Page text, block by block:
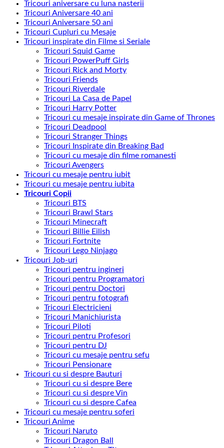
Tricouri aniversare cu luna nasterii
Tricouri Aniversare 40 ani
Tricouri Aniversare 50 ani
Tricouri Cupluri cu Mesaje
Tricouri inspirate din Filme si Seriale
Tricouri Squid Game
Tricouri PowerPuff Girls
Tricouri Rick and Morty
Tricouri Friends
Tricouri Riverdale
Tricouri La Casa de Papel
Tricouri Harry Potter
Tricouri cu mesaje inspirate din Game of Thrones
Tricouri Deadpool
Tricouri Stranger Things
Tricouri Inspirate din Breaking Bad
Tricouri cu mesaje din filme romanesti
Tricouri Avengers
Tricouri cu mesaje pentru iubit
Tricouri cu mesaje pentru iubita
Tricouri Copii
Tricouri BTS
Tricouri Brawl Stars
Tricouri Minecraft
Tricouri Billie Eilish
Tricouri Fortnite
Tricouri Lego Ninjago
Tricouri Job-uri
Tricouri pentru ingineri
Tricouri pentru Programatori
Tricouri pentru Doctori
Tricouri pentru fotografi
Tricouri Electricieni
Tricouri Manichiurista
Tricouri Piloti
Tricouri pentru Profesori
Tricouri pentru DJ
Tricouri cu mesaje pentru sefu
Tricouri Pensionare
Tricouri cu si despre Bauturi
Tricouri cu si despre Bere
Tricouri cu si despre Vin
Tricouri cu si despre Cafea
Tricouri cu mesaje pentru soferi
Tricouri Anime
Tricouri Naruto
Tricouri Dragon Ball